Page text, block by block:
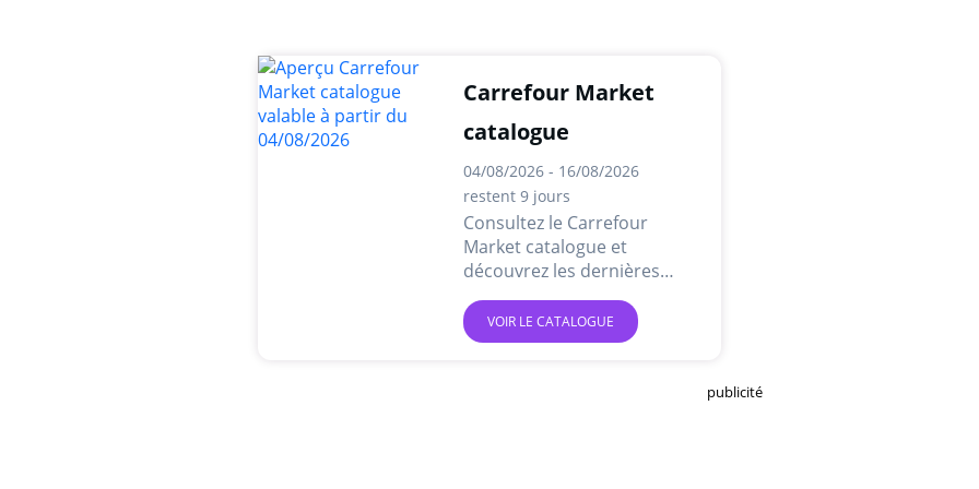
Carrefour Market
catalogue
04/08/2026 - 16/08/2026
restent 9 jours
Consultez le Carrefour
Market catalogue et
découvrez les dernières
offres et promotions en
ligne.VOIR LE CATALOGUE
publicité